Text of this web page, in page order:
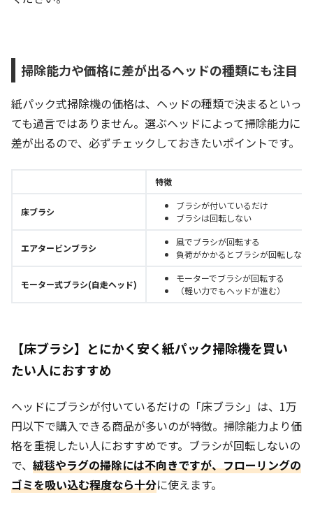
掃除能力や価格に差が出るヘッドの種類にも注目
紙パック式掃除機の価格は、ヘッドの種類で決まるといっ
ても過言ではありません。選ぶヘッドによって掃除能力に
差が出るので、必ずチェックしておきたいポイントです。
特徴
床ブラシ
ブラシが付いているだけ
ブラシは回転しない
エアタービンブラシ
風でブラシが回転する
負荷がかかるとブラシが回転しなく
モーター式ブラシ(自走ヘッド)
モーターでブラシが回転する
（軽い力でもヘッドが進む）
【床ブラシ】とにかく安く紙パック掃除機を買い
たい人におすすめ
ヘッドにブラシが付いているだけの「床ブラシ」は、1万
円以下で購入できる商品が多いのが特徴。掃除能力より価
格を重視したい人におすすめです。ブラシが回転しないの
で、 絨毯やラグの掃除には不向きですが、フローリングの
ゴミを吸い込む程度なら十分に使えます。